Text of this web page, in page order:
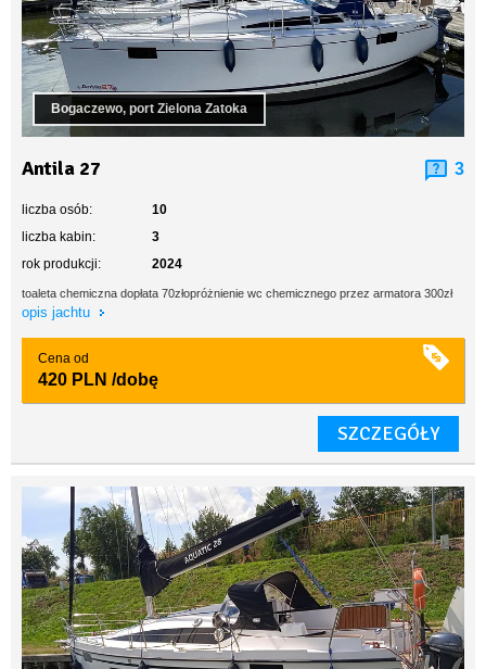
Bogaczewo, port Zielona Zatoka
Antila 27 3
liczba osób:
10
liczba kabin:
3
rok produkcji:
2024
toaleta chemiczna dopłata 70złopróżnienie wc chemicznego przez armatora 300zł
opis jachtu
Cena od
420 PLN /dobę
SZCZEGÓŁY